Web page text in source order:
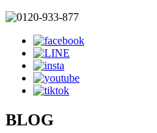
BLOG